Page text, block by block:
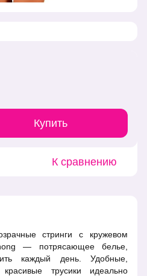
Купить
К сравнению
стринги с кружевом
— потрясающее белье,
каждый день. Удобные,
трусики идеально